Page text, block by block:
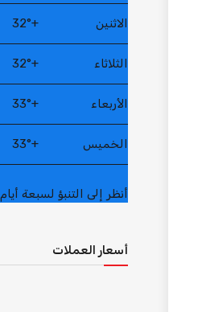
الاثنين +
32°
الثلاثاء +
32°
الأربعاء +
33°
الخميس +
33°
أنظر إلى التنبؤ لسبعة أيام
أسعار العملات